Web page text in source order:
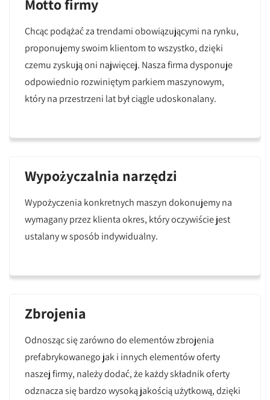
Motto firmy
Chcąc podążać za trendami obowiązującymi na rynku,
proponujemy swoim klientom to wszystko, dzięki
czemu zyskują oni najwięcej. Nasza firma dysponuje
odpowiednio rozwiniętym parkiem maszynowym,
który na przestrzeni lat był ciągle udoskonalany.
Wypożyczalnia narzędzi
Wypożyczenia konkretnych maszyn dokonujemy na
wymagany przez klienta okres, który oczywiście jest
ustalany w sposób indywidualny.
Zbrojenia
Odnosząc się zarówno do elementów zbrojenia
prefabrykowanego jak i innych elementów oferty
naszej firmy, należy dodać, że każdy składnik oferty
odznacza się bardzo wysoką jakością użytkową, dzięki